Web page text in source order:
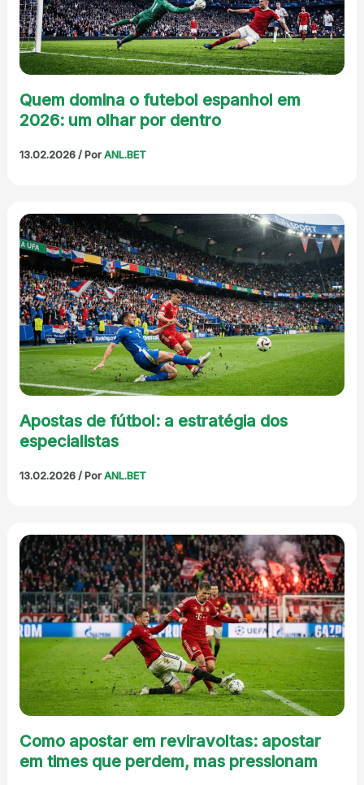
Quem domina o futebol espanhol em
2026: um olhar por dentro
13.02.2026/ PorANL.BET
Apostas de fútbol: a estratégia dos
especialistas
13.02.2026/ PorANL.BET
Como apostar em reviravoltas: apostar
em times que perdem, mas pressionam